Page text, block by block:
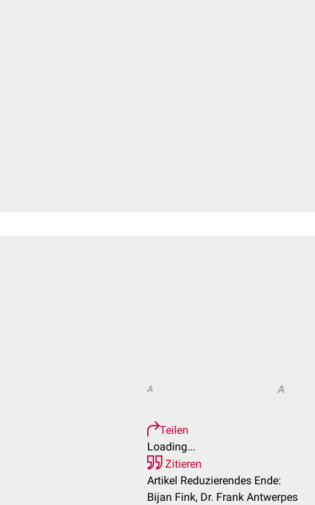
A A
Teilen
Loading...
Zitieren
Artikel Reduzierendes Ende:
Bijan Fink, Dr. Frank Antwerpes